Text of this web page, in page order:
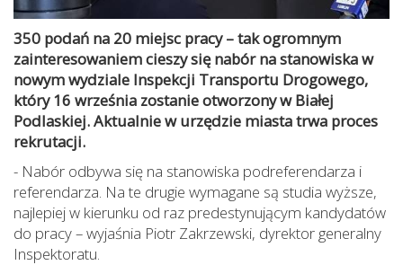
350 podań na 20 miejsc pracy – tak ogromnym
zainteresowaniem cieszy się nabór na stanowiska w
nowym wydziale Inspekcji Transportu Drogowego,
który 16 września zostanie otworzony w Białej
Podlaskiej. Aktualnie w urzędzie miasta trwa proces
rekrutacji.
- Nabór odbywa się na stanowiska podreferendarza i
referendarza. Na te drugie wymagane są studia wyższe,
najlepiej w kierunku od raz predestynującym kandydatów
do pracy – wyjaśnia Piotr Zakrzewski, dyrektor generalny
Inspektoratu.